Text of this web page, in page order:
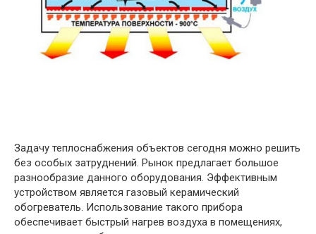
Задачу теплоснабжения объектов сегодня можно решить
без особых затруднений. Рынок предлагает большое
разнообразие данного оборудования. Эффективным
устройством является газовый керамический
обогреватель. Использование такого прибора
обеспечивает быстрый нагрев воздуха в помещениях,